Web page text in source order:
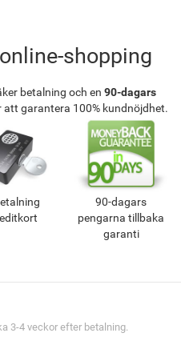
shopping
betalning och en 90-dagars
att garantera 100% kundnöjdhet.
90-dagars
pengarna tillbaka
garanti
3-4 veckor efter betalning.